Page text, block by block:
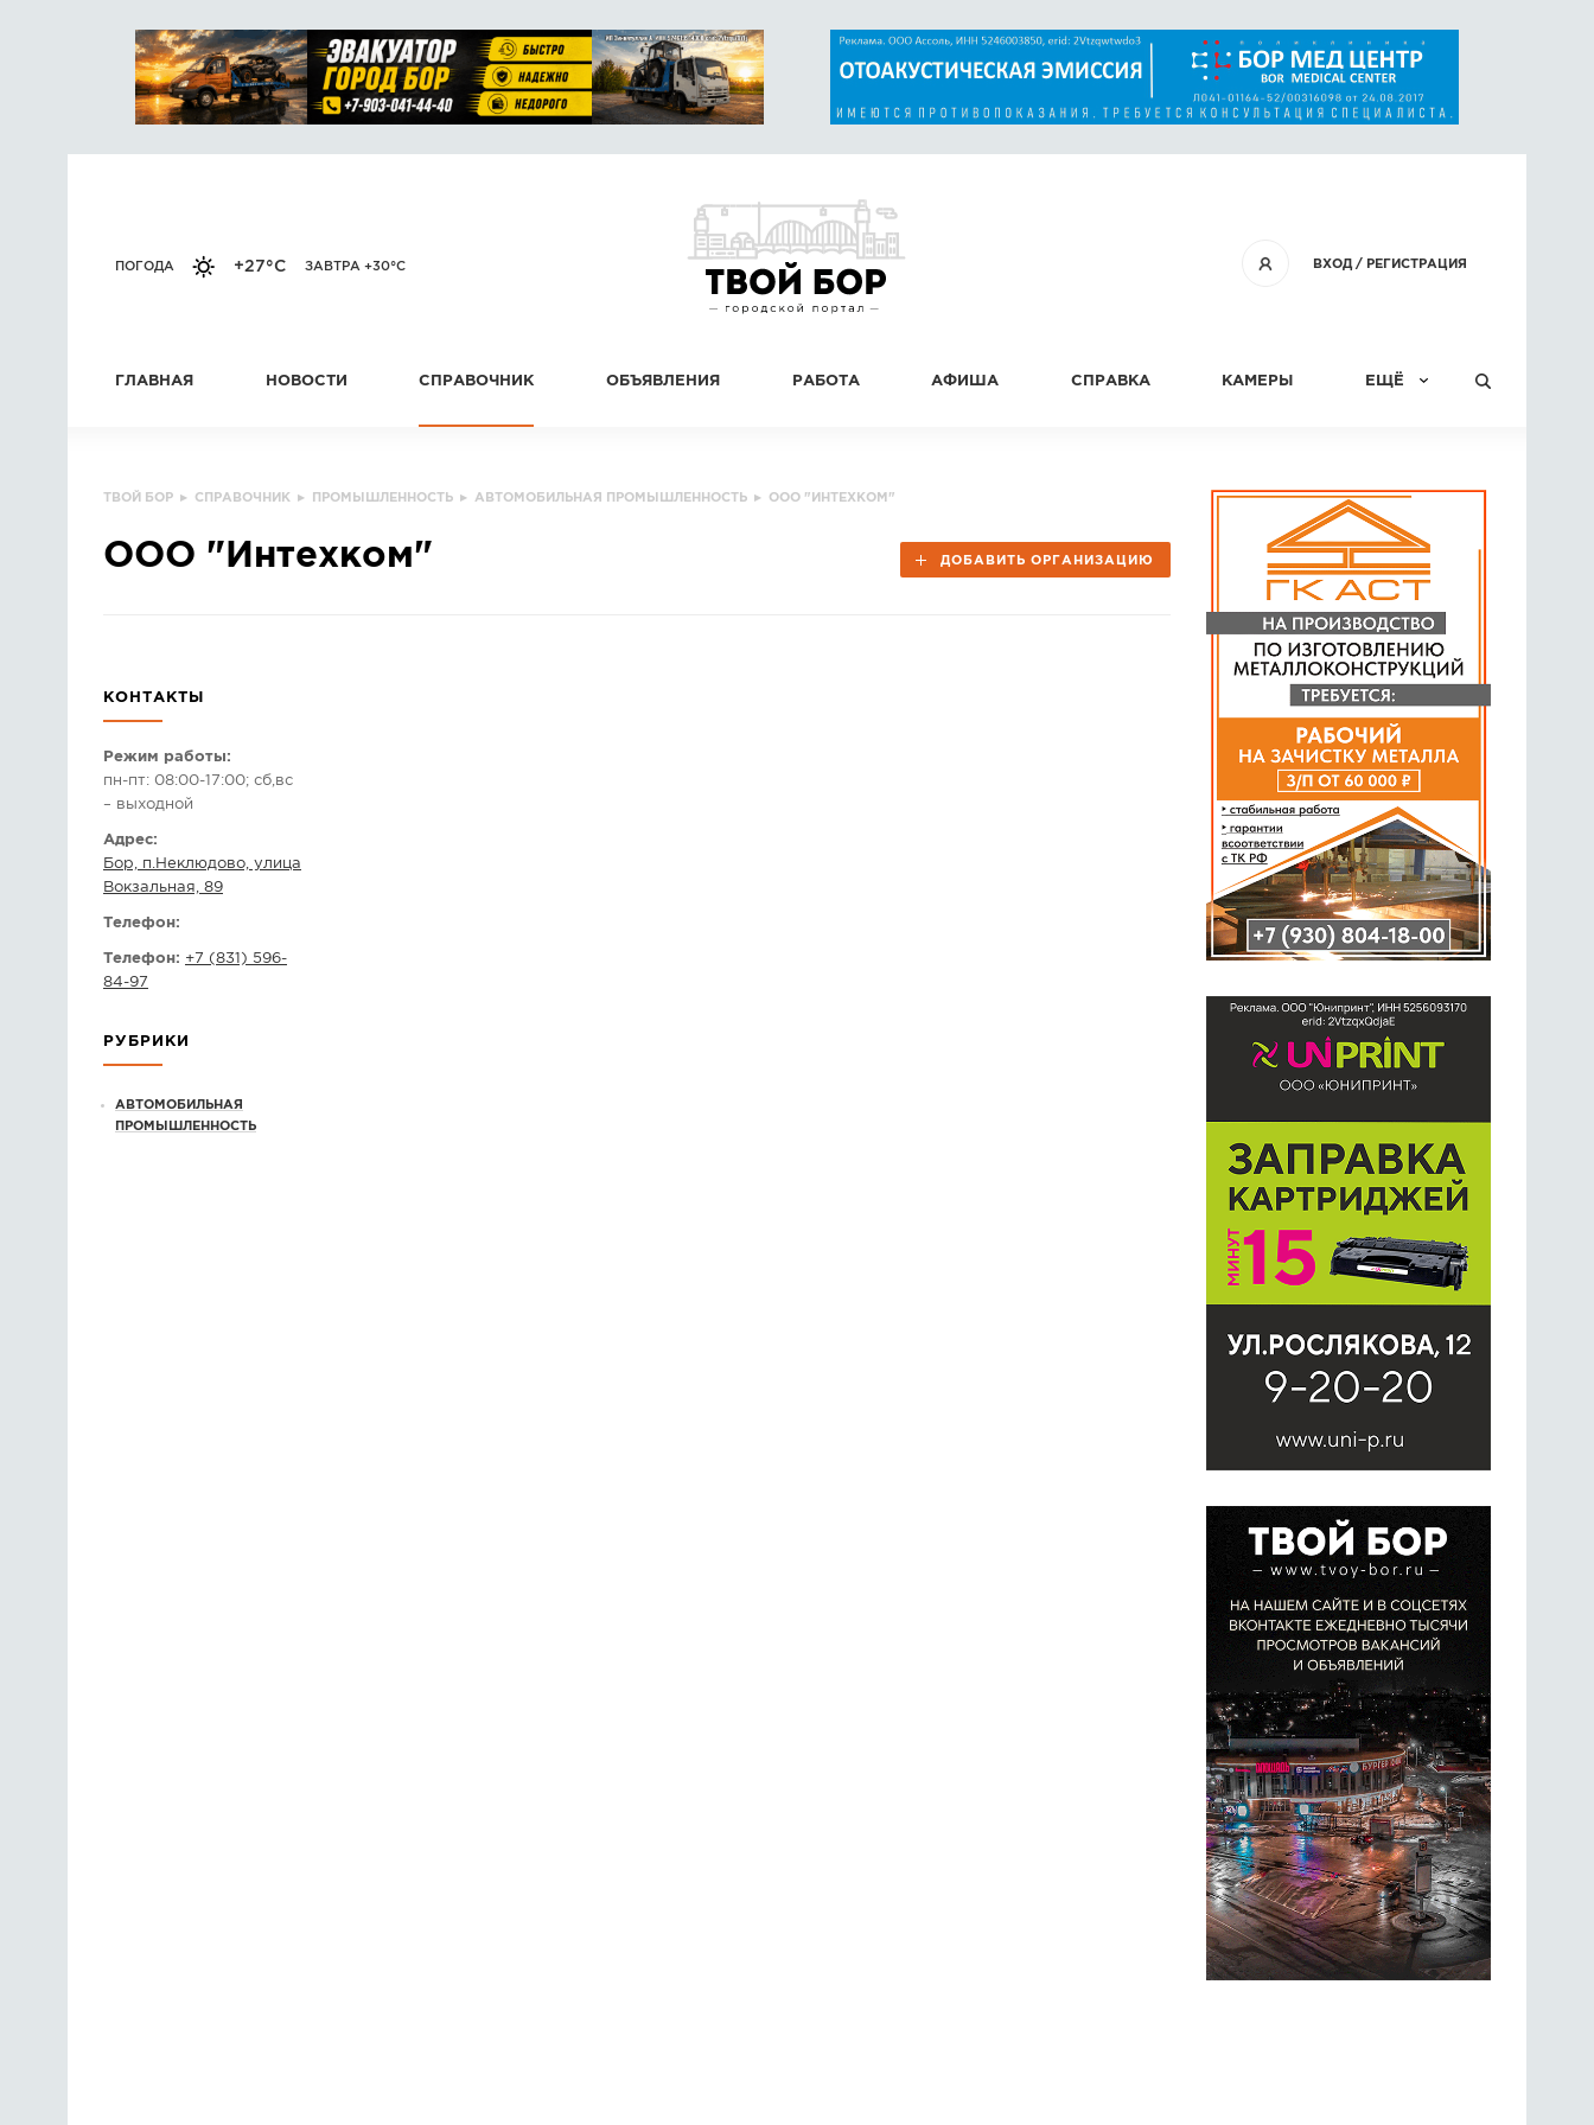
ВХОД/ РЕГИСТРАЦИЯ
ПОГОДА +27°C ЗАВТРА +30°C
ГЛАВНАЯ НОВОСТИ СПРАВОЧНИК ОБЪЯВЛЕНИЯ РАБОТА АФИША СПРАВКА КАМЕРЫ ЕЩЁ
СТАТЬИ
ГОЛОСОВАНИЯ
ПРЕДЛОЖИТЬ НОВОСТЬ
ФОТО
ТВОЙ БОР ▸ СПРАВОЧНИК ▸ ПРОМЫШЛЕННОСТЬ ▸ АВТОМОБИЛЬНАЯ ПРОМЫШЛЕННОСТЬ ▸ ООО "ИНТЕХКОМ"
ООО "Интехком" ДОБАВИТЬ ОРГАНИЗАЦИЮ
КОНТАКТЫ
Режим работы:
пн-пт: 08:00-17:00; сб,вс
– выходной
Адрес:
Бор, п.Неклюдово, улица
Вокзальная, 89
Телефон:
Телефон: +7 (831) 596-
84-97
РУБРИКИ
АВТОМОБИЛЬНАЯ
ПРОМЫШЛЕННОСТЬ